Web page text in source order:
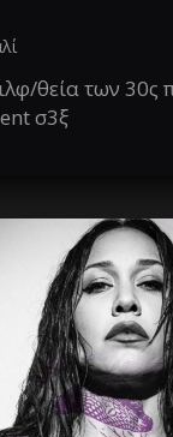
θεία των 30ς
σ3ξ